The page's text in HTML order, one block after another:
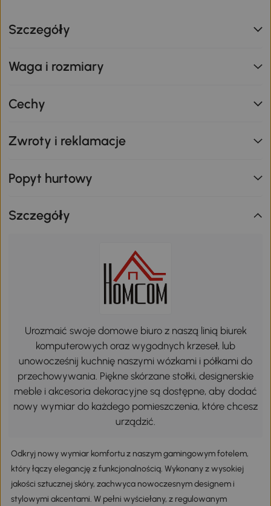
Szczegóły
Waga i rozmiary
Cechy
Zwroty i reklamacje
Popyt hurtowy
Szczegóły
Urozmaić swoje domowe biuro z naszą linią biurek
komputerowych oraz wygodnych krzeseł, lub
unowocześnij kuchnię naszymi wózkami i półkami do
przechowywania. Piękne skórzane stołki, designerskie
meble i akcesoria dekoracyjne są dostępne, aby dodać
nowy wymiar do każdego pomieszczenia, które chcesz
urządzić.
Odkryj nowy wymiar komfortu z naszym gamingowym fotelem,
który łączy elegancję z funkcjonalnością. Wykonany z wysokiej
jakości sztucznej skóry, zachwyca nowoczesnym designem i
stylowymi akcentami. W pełni wyściełany, z regulowanym